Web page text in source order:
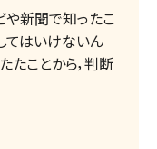
や新聞で知ったこ
てはいけないん
たことから，判断